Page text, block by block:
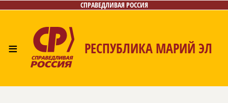
СПРАВЕДЛИВАЯ РОССИЯ
≡ РЕСПУБЛИКА МАРИЙ ЭЛ